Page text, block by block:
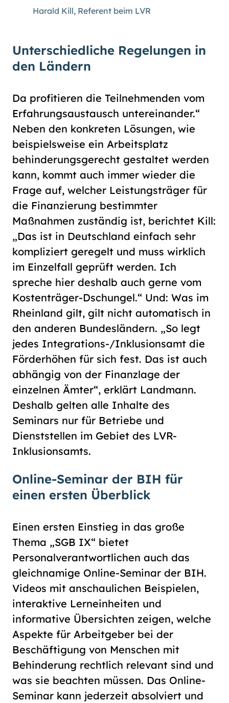
Harald Kill, Referent beim LVR
Unterschiedliche Regelungen in
den Ländern
Da profitieren die Teilnehmenden vom
Erfahrungsaustausch untereinander.“
Neben den konkreten Lösungen, wie
beispielsweise ein Arbeitsplatz
behinderungsgerecht gestaltet werden
kann, kommt auch immer wieder die
Frage auf, welcher Leistungsträger für
die Finanzierung bestimmter
Maßnahmen zuständig ist, berichtet Kill:
„Das ist in Deutschland einfach sehr
kompliziert geregelt und muss wirklich
im Einzelfall geprüft werden. Ich
spreche hier deshalb auch gerne vom
Kostenträger-Dschungel.“ Und: Was im
Rheinland gilt, gilt nicht automatisch in
den anderen Bundesländern. „So legt
jedes Integrations-/Inklusionsamt die
Förderhöhen für sich fest. Das ist auch
abhängig von der Finanzlage der
einzelnen Ämter“, erklärt Landmann.
Deshalb gelten alle Inhalte des
Seminars nur für Betriebe und
Dienststellen im Gebiet des LVR-
Inklusionsamts.
Online-Seminar der BIH für
einen ersten Überblick
Einen ersten Einstieg in das große
Thema „SGB IX“ bietet
Personalverantwortlichen auch das
gleichnamige Online-Seminar der BIH.
Videos mit anschaulichen Beispielen,
interaktive Lerneinheiten und
informative Übersichten zeigen, welche
Aspekte für Arbeitgeber bei der
Beschäftigung von Menschen mit
Behinderung rechtlich relevant sind und
was sie beachten müssen. Das Online-
Seminar kann jederzeit absolviert und